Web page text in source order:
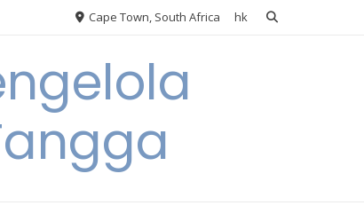
Cape Town, South Africa hk